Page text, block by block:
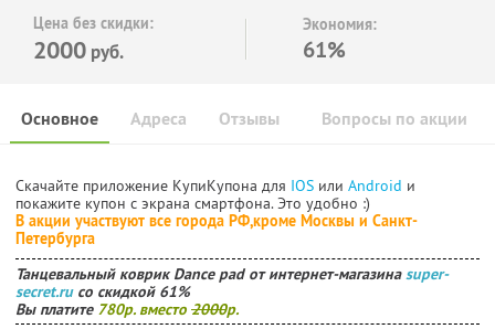
Цена без скидки:
2000 руб.
Экономия:
61%
Основное Отзывы Вопросы по акции
Адреса
Скачайте приложение КупиКупона для IOS или Android и
покажите купон с экрана смартфона. Это удобно :)
В акции участвуют все города РФ,кроме Москвы и Санкт-
Петербурга
Танцевальный коврик Dance pad от интернет-магазинаsuper-
secret.ruсо скидкой 61%
Вы платите 780р. вместо 2000р.